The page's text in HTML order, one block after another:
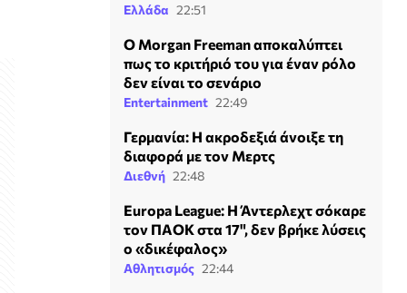
Ελλάδα 22:51
Ο Morgan Freeman αποκαλύπτει
πως το κριτήριό του για έναν ρόλο
δεν είναι το σενάριο
Entertainment 22:49
Γερμανία: Η ακροδεξιά άνοιξε τη
διαφορά με τον Μερτς
Διεθνή 22:48
Europa League: Η Άντερλεχτ σόκαρε
τον ΠΑΟΚ στα 17", δεν βρήκε λύσεις
ο «δικέφαλος»
Αθλητισμός 22:44